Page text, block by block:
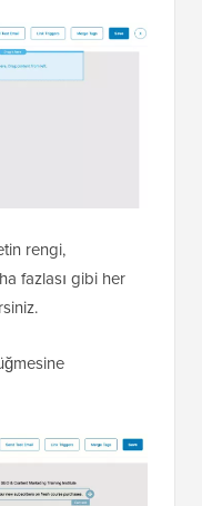
rengi,
fazlası gibi her